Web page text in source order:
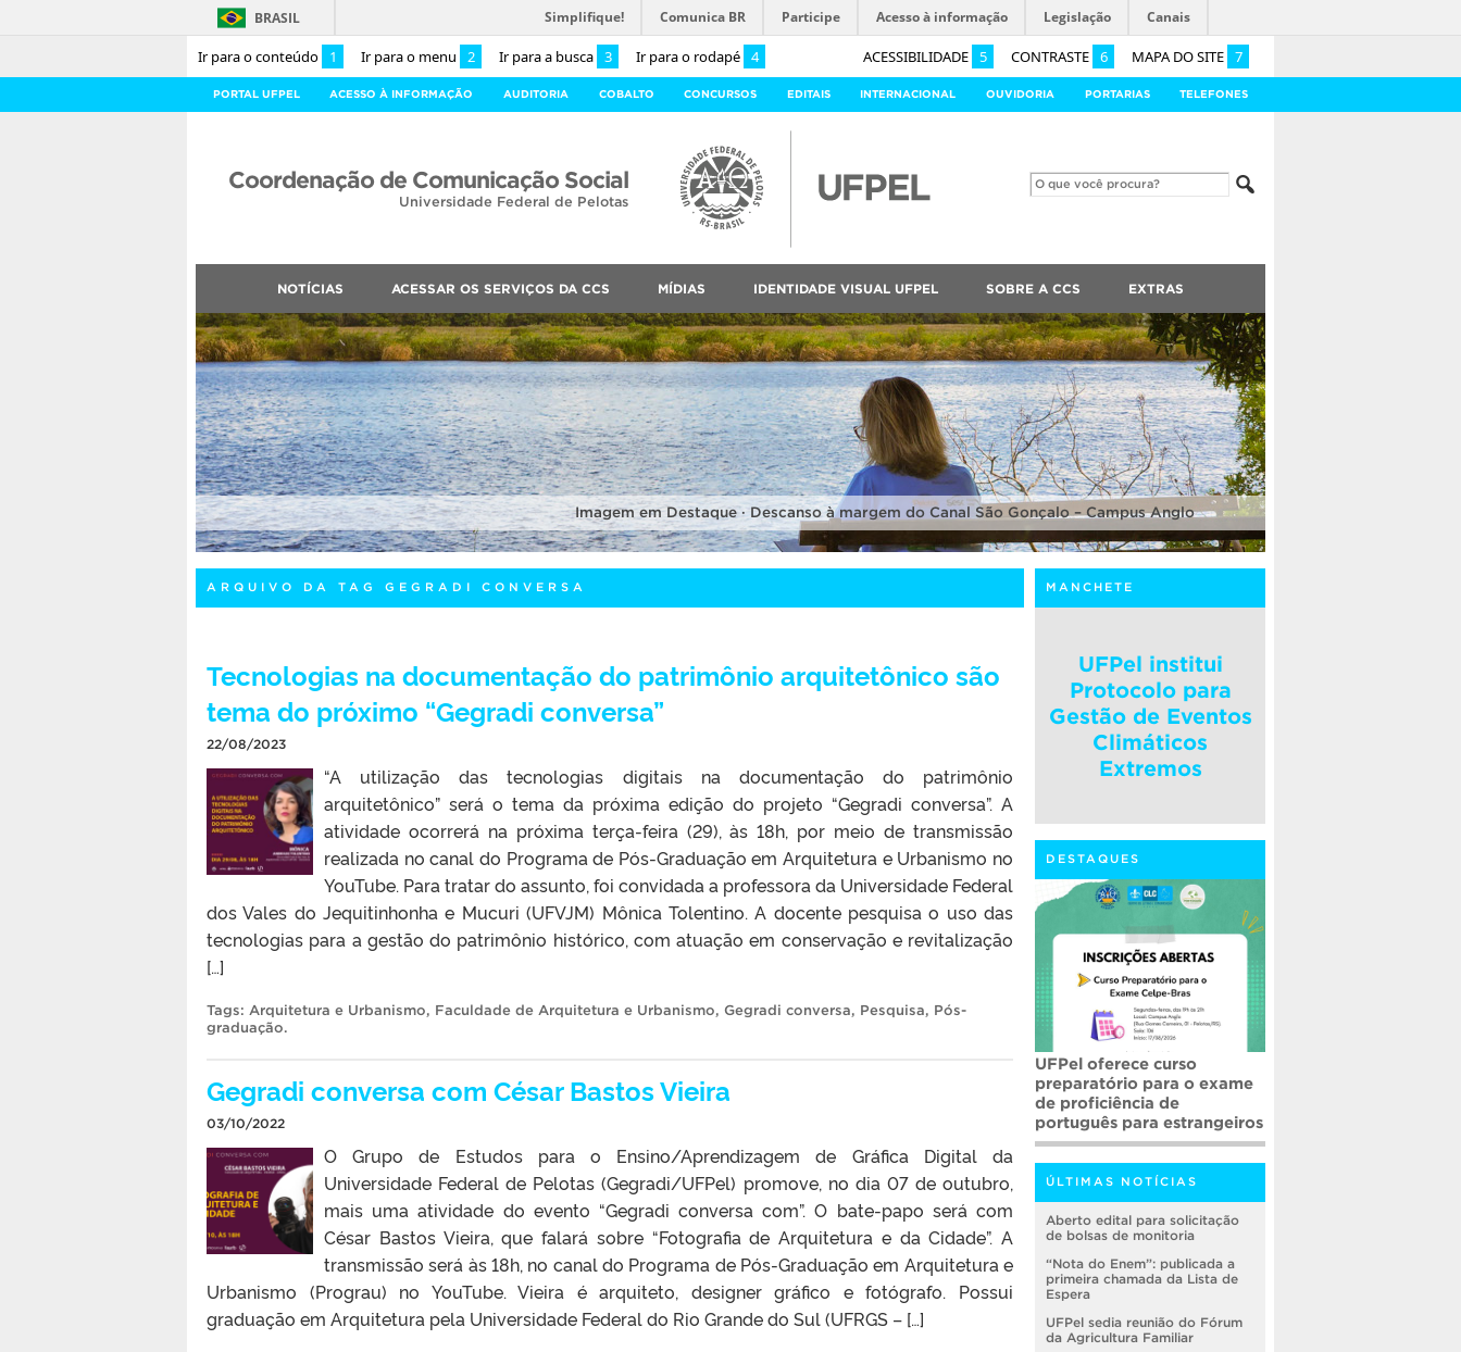
Ir para o conteúdo 1 Ir para o menu 2 Ir para a busca 3 Ir para o rodapé 4 ACESSIBILIDADE 5 CONTRASTE 6 MAPA DO SITE 7
BRASIL Simplifique! Comunica BR Participe Acesso à informação Legislação Canais
PORTAL UFPEL ACESSO À INFORMAÇÃO AUDITORIA COBALTO CONCURSOS EDITAIS INTERNACIONAL OUVIDORIA PORTARIAS TELEFONES
Coordenação de Comunicação Social
Universidade Federal de Pelotas
NOTÍCIAS ACESSAR OS SERVIÇOS DA CCS MÍDIAS IDENTIDADE VISUAL UFPEL SOBRE A CCS EXTRAS
Imagem em Destaque · Descanso à margem do Canal São Gonçalo – Campus Anglo
ARQUIVO DA TAG GEGRADI CONVERSA
Tecnologias na documentação do patrimônio arquitetônico são
tema do próximo “Gegradi conversa”
22/08/2023
“A utilização das tecnologias digitais na documentação do patrimônio
arquitetônico” será o tema da próxima edição do projeto “Gegradi conversa”. A
atividade ocorrerá na próxima terça-feira (29), às 18h, por meio de transmissão
realizada no canal do Programa de Pós-Graduação em Arquitetura e Urbanismo no
YouTube. Para tratar do assunto, foi convidada a professora da Universidade Federal
dos Vales do Jequitinhonha e Mucuri (UFVJM) Mônica Tolentino. A docente pesquisa o uso das
tecnologias para a gestão do patrimônio histórico, com atuação em conservação e revitalização
[…]
Tags: Arquitetura e Urbanismo, Faculdade de Arquitetura e Urbanismo, Gegradi conversa, Pesquisa, Pós-
graduação.
Gegradi conversa com César Bastos Vieira
03/10/2022
O Grupo de Estudos para o Ensino/Aprendizagem de Gráfica Digital da
Universidade Federal de Pelotas (Gegradi/UFPel) promove, no dia 07 de outubro,
mais uma atividade do evento “Gegradi conversa com”. O bate-papo será com
César Bastos Vieira, que falará sobre “Fotografia de Arquitetura e da Cidade”. A
transmissão será às 18h, no canal do Programa de Pós-Graduação em Arquitetura e
Urbanismo (Prograu) no YouTube. Vieira é arquiteto, designer gráfico e fotógrafo. Possui
graduação em Arquitetura pela Universidade Federal do Rio Grande do Sul (UFRGS – […]
MANCHETE
UFPel institui
Protocolo para
Gestão de Eventos
Climáticos
Extremos
DESTAQUES
UFPel oferece curso
preparatório para o exame
de proficiência de
português para estrangeiros
ÚLTIMAS NOTÍCIAS
Aberto edital para solicitação
de bolsas de monitoria
“Nota do Enem”: publicada a
primeira chamada da Lista de
Espera
UFPel sedia reunião do Fórum
da Agricultura Familiar